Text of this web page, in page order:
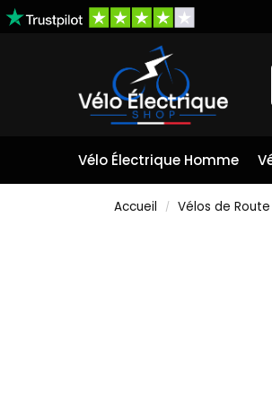
Vélo Électrique Homme
Accueil / Vélos de